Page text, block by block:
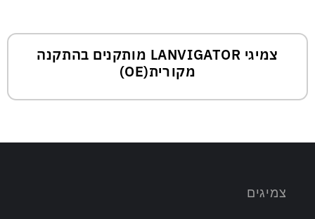
צמיגי LANVIGATOR מותקנים בהתקנה
מקורית(OE)
צמיגים